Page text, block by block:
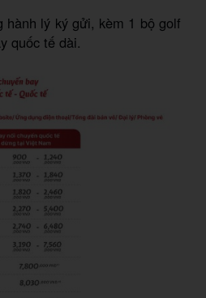
hành lý ký gửi, kèm 1 bộ golf
quốc tế dài.